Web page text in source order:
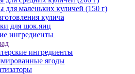
для маленьких куличей (150 г)
кулича
для шок.яиц
ингредиенты
ингредиенты
ягоды